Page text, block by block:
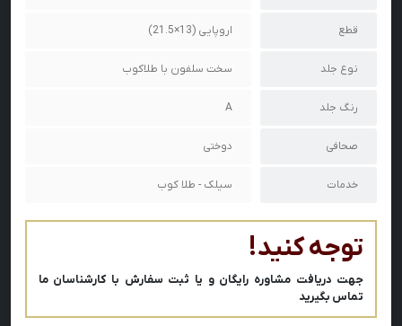
قطع اروپایی (13×21.5)
نوع جلد سخت سلفون با طلاکوب
رنگ جلد A
صحافی دوختی
خدمات سیلک - طلا کوب
توجه کنید!
جهت دریافت مشاوره رایگان و یا ثبت سفارش با کارشناسان ما
تماس بگیرید